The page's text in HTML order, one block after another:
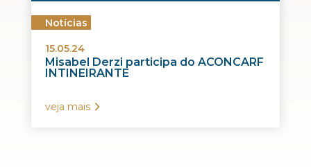
Notícias
15.05.24
Misabel Derzi participa do ACONCARF
INTINEIRANTE
veja mais